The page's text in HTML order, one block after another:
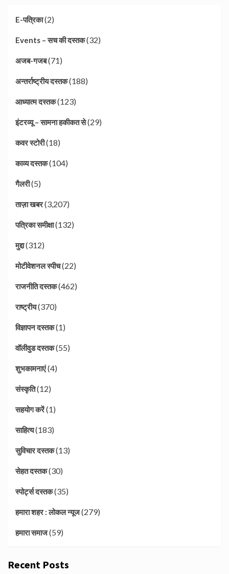
E-पत्रिका(2)
Events – सच की दस्तक(32)
अजब-गजब(71)
अन्तर्राष्ट्रीय दस्तक(188)
आध्यात्म दस्तक(123)
इंटरव्यू – सामना हकीकत से(29)
कवर स्टोरी(18)
काव्य दस्तक(104)
गैलरी(5)
ताज़ा खबर(3,207)
पत्रिका समीक्षा(132)
मुद्दा(312)
मोटीवेशनल स्पीच(22)
राजनीति दस्तक(462)
राष्ट्रीय(370)
विज्ञापन दस्तक(1)
वॉलीवुड दस्तक(55)
शुभकामनाएं(4)
संस्कृति(12)
सहयोग करें(1)
साहित्य(183)
सुविचार दस्तक(13)
सेहत दस्तक(30)
स्पोर्ट्स दस्तक(35)
हमारा शहर : लोकल न्यूज(279)
हमारा समाज(59)
Recent Posts